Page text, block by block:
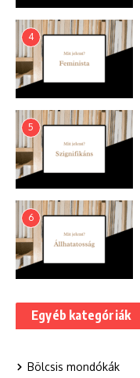
4
5
6
Egyéb kategóriák
Bölcsis mondókák